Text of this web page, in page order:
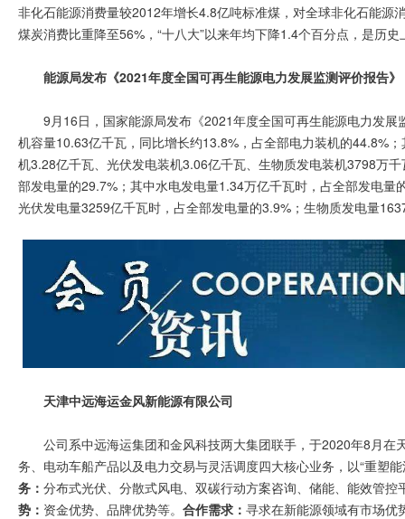
非化石能源消费量较2012年增长4.8亿吨标准煤，对全球非化石能
煤炭消费比重降至56%，“十八大”以来年均下降1.4个百分点，是历
能源局发布《2021年度全国可再生能源电力发展监测评价报告》
9月16日，国家能源局发布《2021年度全国可再生能源电力发
机容量10.63亿千瓦，同比增长约13.8%，占全部电力装机的44.8%
机3.28亿千瓦、光伏发电装机3.06亿千瓦、生物质发电装机3798万
部发电量的29.7%；其中水电发电量1.34万亿千瓦时，占全部发电
光伏发电量3259亿千瓦时，占全部发电量的3.9%；生物质发电量
天津中远海运金风新能源有限公司
公司系中远海运集团和金风科技两大集团联手，于2020年8月
务、电动车船产品以及电力交易与灵活调度四大核心业务，以“重塑
务： 分布式光伏、分散式风电、双碳行动方案咨询、储能、能效管
势： 资金优势、品牌优势等。 合作需求： 寻求在新能源领域有市场优